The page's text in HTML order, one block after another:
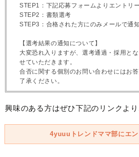
STEP1：下記応募フォームよりエントリー
STEP2：書類選考
STEP3：合格された方にのみメールで通知
【選考結果の通知について】
大変恐れ入りますが、選考通過・採用と
せていただきます。
合否に関する個別のお問い合わせにはお
了承ください。
興味のある方はぜひ下記のリンクより
4yuuuトレンドママ部にエン